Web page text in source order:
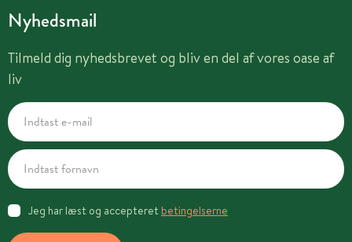
Nyhedsmail
Tilmeld dig nyhedsbrevet og bliv en del af vores oase af
liv
Jeg har læst og accepteret betingelserne